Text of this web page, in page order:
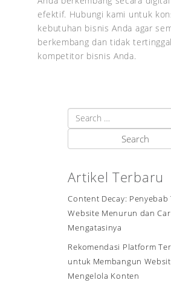
efektif. Hubungi kami untuk
kebutuhan bisnis Anda agar
berkembang dan tidak
kompetitor bisnis Anda.
Artikel Terbaru
Content Decay: Penyebab
Website Menurun dan
Mengatasinya
Rekomendasi Platform
untuk Membangun
Mengelola Konten